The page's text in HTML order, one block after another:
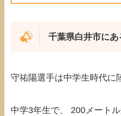
千葉県白井市に
守祐陽選手は中学生時代に
中学3年生で、 200メート